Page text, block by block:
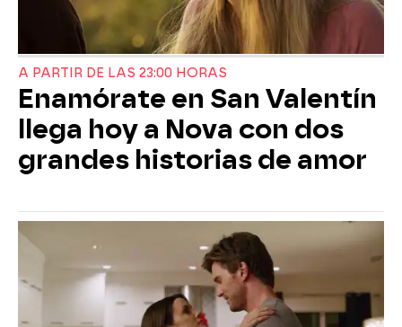
A PARTIR DE LAS 23:00 HORAS
Enamórate en San Valentín
llega hoy a Nova con dos
grandes historias de amor